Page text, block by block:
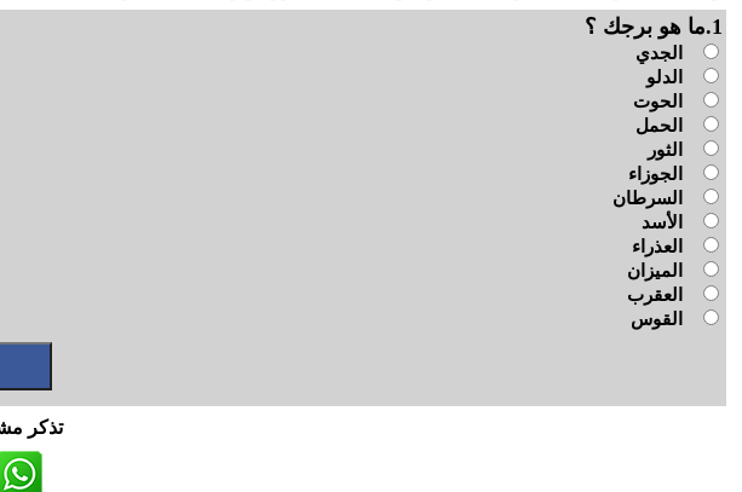
1.ما هو برجك ؟
الجدي
الدلو
الحوت
الحمل
الثور
الجوزاء
السرطان
الأسد
العذراء
الميزان
العقرب
القوس
تذكر